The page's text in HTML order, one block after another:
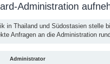
Administration
in Thailand und Südostasien stelle
Anfragen an die Administration
Administrator